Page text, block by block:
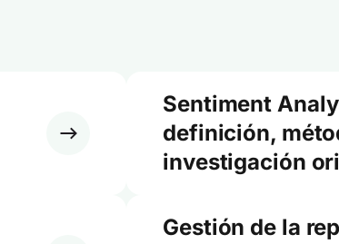
Sentiment
definición,
investigación
Gestión de la